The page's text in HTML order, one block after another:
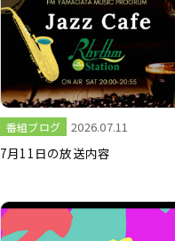
番組ブログ 2026.07.11
7月11日の放送内容